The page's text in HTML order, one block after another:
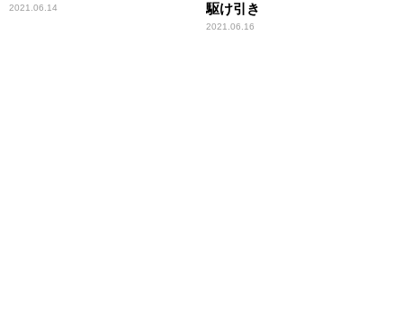
2021.06.14
駆け引き
2021.06.16